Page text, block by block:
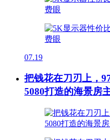
07.19
把钱花在刀刃上，
5080打造的海景房